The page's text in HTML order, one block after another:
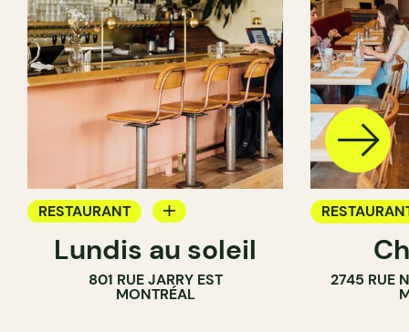
RESTAURANT
BAR À VIN
Lundis au soleil
801 RUE JARRY EST
MONTRÉAL
2745 RUE